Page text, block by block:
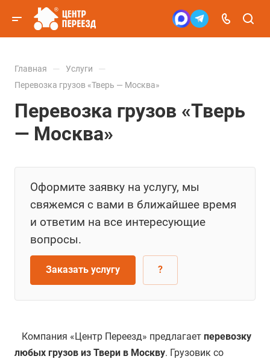
Главная — Услуги —
Перевозка грузов «Тверь — Москва»
Перевозка грузов «Тверь
— Москва»
Оформите заявку на услугу, мы
свяжемся с вами в ближайшее время
и ответим на все интересующие
вопросы.
Заказать услугу ?
Компания «Центр Переезд» предлагает перевозку
любых грузов из Твери в Москву. Грузовик со